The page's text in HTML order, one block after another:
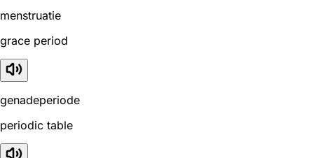
menstruatie
grace period
genadeperiode
periodic table